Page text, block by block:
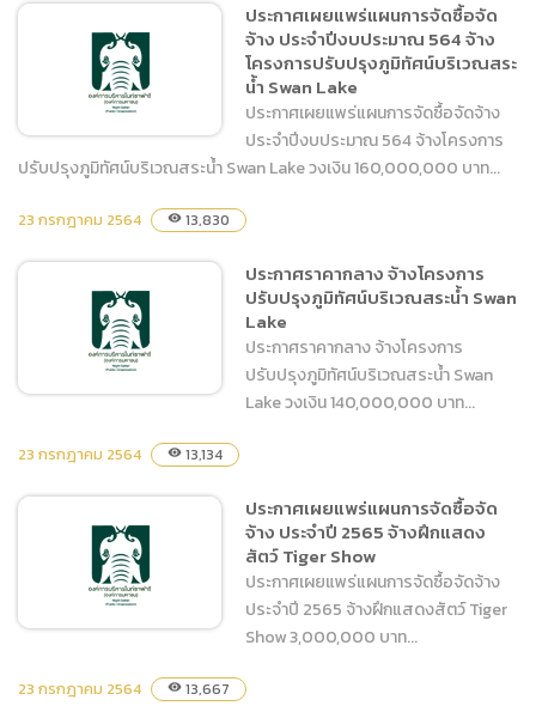
ประกาศผู้ชนะการเสนอราคา
เช่าป้าย LED กรุงเทพฯและ
ประกาศเผยแพร่แผนการจัด
564 จ้างโครงการปรับปรุงภูมิ
ทัศน์บริเวณสระน้ำ Swan
ประกาศเผยแพร่แผนการจัดซื้อจัด
จ้าง ประจำปีงบประมาณ 564 จ้าง
โครงการปรับปรุงภูมิทัศน์บริเวณสระ
น้ำ Swan Lake
ประกาศเผยแพร่แผนการจัดซื้อจัดจ้าง
ประจำปีงบประมาณ 564 จ้างโครงการ
ปรับปรุงภูมิทัศน์บริเวณสระน้ำ Swan Lake วงเงิน 160,000,000 บาท...
23 กรกฎาคม 2564 visibility 13,830
โครงการปรับปรุงภูมิทัศน์
บริเวณสระน้ำ Swan Lake
ประกาศราคากลาง จ้างโครงการ
ปรับปรุงภูมิทัศน์บริเวณสระน้ำ Swan
Lake
ประกาศราคากลาง จ้างโครงการ
ปรับปรุงภูมิทัศน์บริเวณสระน้ำ Swan
Lake วงเงิน 140,000,000 บาท...
23 กรกฎาคม 2564 visibility 13,134
ประกาศเผยแพร่แผนการจัดซื้อจัด
จ้าง ประจำปี 2565 จ้างฝึกแสดง
สัตว์ Tiger Show
ประกาศเผยแพร่แผนการจัดซื้อจัดจ้าง
ประจำปี 2565 จ้างฝึกแสดงสัตว์ Tiger
Show 3,000,000 บาท...
23 กรกฎาคม 2564 visibility 13,667